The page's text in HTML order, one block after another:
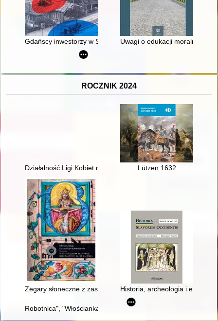
Gdańscy inwestorzy w Sopocie : prestiż finansowy i
Uwagi o edukacji moralnej
ROCZNIK 2024
Działalność Ligi Kobiet na Białostocczyźnie w latach 1945-
Lützen 1632
Zegary słoneczne z zasobu klasztoru Dominikanów w
Historia, archeologia i
Robotnica", "Włościanka" i "Kobieta Sowiecka" : główne